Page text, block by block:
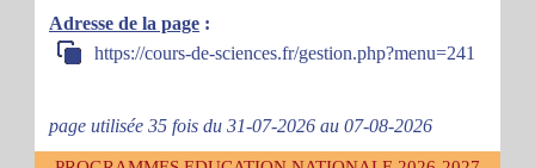
Adresse de la page :
https://cours-de-sciences.fr/gestion.php?menu=241
page utilisée 35 fois du 31-07-2026 au 07-08-2026